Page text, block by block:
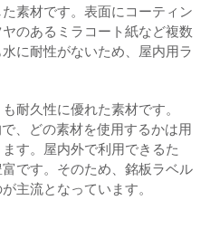
素材です。表面にコーティン
のあるミラコート紙など複数
に耐性がないため、屋内用ラ
耐久性に優れた素材です。
、どの素材を使用するかは用
す。屋内外で利用できるた
です。そのため、銘板ラベル
主流となっています。